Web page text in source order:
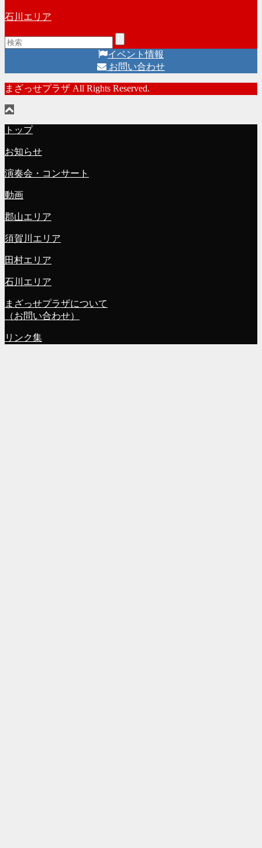
石川エリア
イベント情報
お問い合わせ
まざっせプラザ All Rights Reserved.
トップ
お知らせ
演奏会・コンサート
動画
郡山エリア
須賀川エリア
田村エリア
石川エリア
まざっせプラザについて
（お問い合わせ）
リンク集